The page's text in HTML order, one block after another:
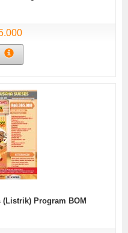
(Listrik) Program BOM